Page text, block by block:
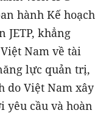
hành Kế hoạch
khẳng
Nam về tài
lực quản trị,
do Việt Nam xây
yêu cầu và hoàn